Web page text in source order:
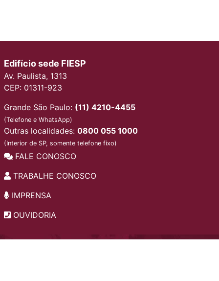
Edifício sede FIESP
Av. Paulista, 1313
CEP: 01311-923
Grande São Paulo: (11) 4210-4455
(Telefone e WhatsApp)
Outras localidades: 0800 055 1000
(Interior de SP, somente telefone fixo)
FALE CONOSCO
TRABALHE CONOSCO
IMPRENSA
OUVIDORIA